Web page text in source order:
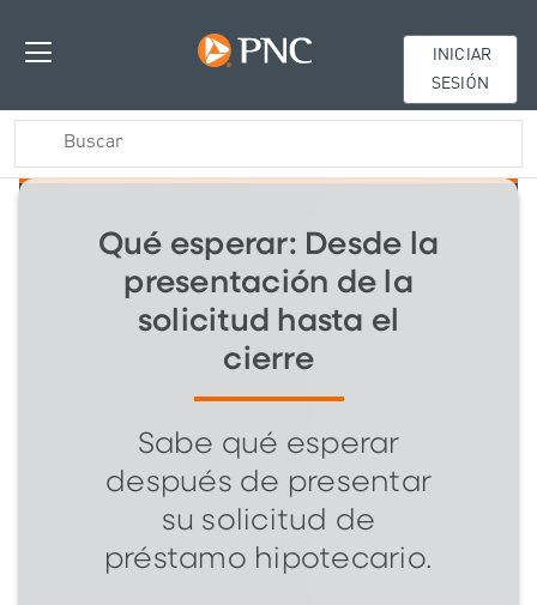
SESIÓN
Qué esperar: Desde la
presentación de la
solicitud hasta el
cierre
Sabe qué esperar
después de presentar
su solicitud de
préstamo hipotecario.